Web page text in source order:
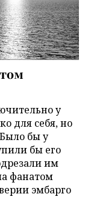
у
для себя, но
бы у
бы его
им
фанатом
эмбарго